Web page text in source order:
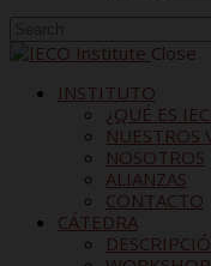
Close
INSTITUTO
¿QUÉ ES
NUESTROS
NOSOTROS
ALIANZAS
CONTACTO
CÁTEDRA